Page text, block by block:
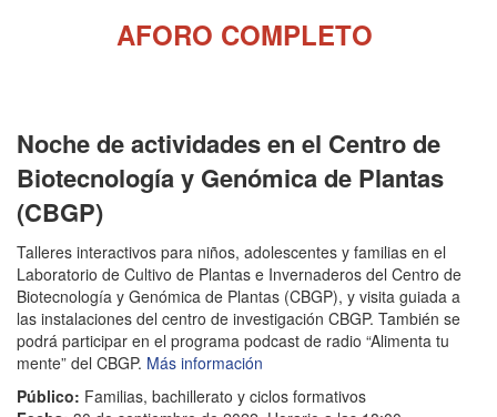
AFORO COMPLETO
Noche de actividades en el Centro de
Biotecnología y Genómica de Plantas
(CBGP)
Talleres interactivos para niños, adolescentes y familias en el
Laboratorio de Cultivo de Plantas e Invernaderos del Centro de
Biotecnología y Genómica de Plantas (CBGP), y visita guiada a
las instalaciones del centro de investigación CBGP. También se
podrá participar en el programa podcast de radio “Alimenta tu
mente” del CBGP. Más información
Público: Familias, bachillerato y ciclos formativos